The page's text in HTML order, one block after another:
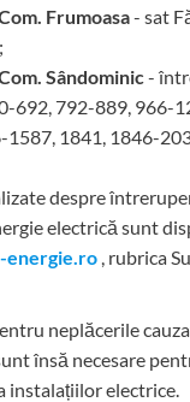
Frumoasa- sat
Sândominic-
692, 792-889, 966-
1587, 1841, 1846-
despre
electrică sunt
, rubrica
neplăcerile
însă necesare
instalațiilor electrice.